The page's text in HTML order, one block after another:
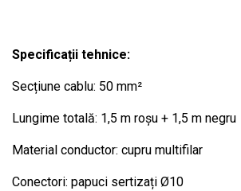
Specificații tehnice:
Secțiune cablu: 50 mm²
Lungime totală: 1,5 m roșu + 1,5 m negru
Material conductor: cupru multifilar
Conectori: papuci sertizați Ø10